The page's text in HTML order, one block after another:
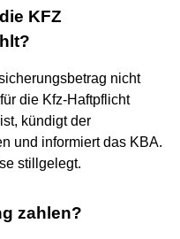
KFZ
nicht
die Kfz-Haftpflicht
kündigt der
und informiert das KBA.
stillgelegt.
zahlen?